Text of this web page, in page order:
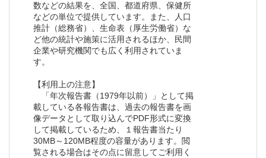
数などの結果を、全国、都道府県、保健所
などの単位で提供しています。また、人口
推計（総務省）、生命表（厚生労働省）な
ど他の統計や施策に活用されるほか、民間
企業や研究機関でも広く利用されていま
す。
【利用上の注意】
「年次報告書（1979年以前）」として掲
載している各報告書は、過去の報告書を画
像データとして取り込んでPDF形式に変換
して掲載しているため、１報告書当たり
30MB～120MB程度の容量があります。閲
覧される場合はその点に留意してご利用く